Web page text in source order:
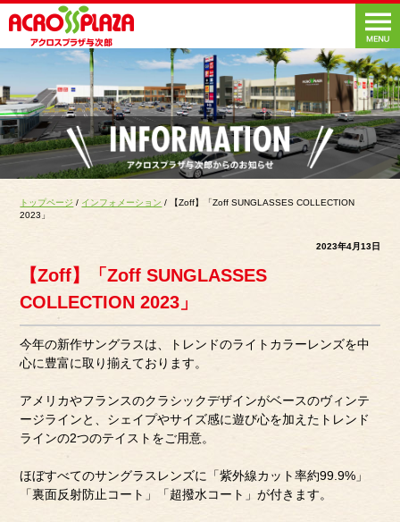
トップページ / インフォメーション / 【Zoff】「Zoff SUNGLASSES COLLECTION
2023」
2023年4月13日
【Zoff】「Zoff SUNGLASSES
COLLECTION 2023」
今年の新作サングラスは、トレンドのライトカラーレンズを中
心に豊富に取り揃えております。
アメリカやフランスのクラシックデザインがベースのヴィンテ
ージラインと、シェイプやサイズ感に遊び心を加えたトレンド
ラインの2つのテイストをご用意。
ほぼすべてのサングラスレンズに「紫外線カット率約99.9%」
「裏面反射防止コート」「超撥水コート」が付きます。